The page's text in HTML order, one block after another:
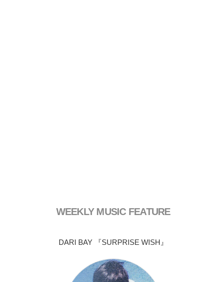
WEEKLY MUSIC FEATURE
DARI BAY 『SURPRISE WISH』